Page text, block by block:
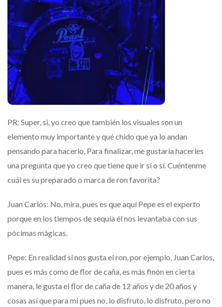
PR: Super, si, yo creo que también los visuales son un
elemento muy importante y qué chido que ya lo andan
pensando para hacerlo. Para finalizar, me gustaría hacerles
una pregunta que yo creo que tiene que ir sí o sí. Cuéntenme
cuál es su preparado o marca de ron favorita?
Juan Carlos: No, mira, pues es que aquí Pepe es el experto
porque en los tiempos de sequía él nos levantaba con sus
pócimas mágicas.
Pepe: En realidad sí nos gusta el ron, por ejemplo, Juan Carlos,
pues es más como de flor de caña, es más finón en cierta
manera, le gusta el flor de caña de 12 años y de 20 años y
cosas así que para mi pues no, lo disfruto, lo disfruto, pero no